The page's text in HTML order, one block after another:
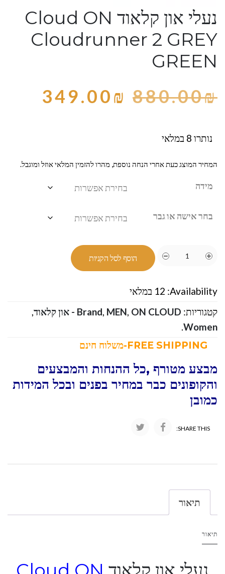
נעלי און קלאוד Cloud ON
Cloudrunner 2 GREY
GREEN
880.00₪
349.00₪
נותרו 8 במלאי
המחיר המוצג כעת אחרי הנחה נוספת, מהרו להזמין המלאי אוזל ומוגבל.
מידה
בחר אישה או גבר
הוסף לסל הקניות
Availability: 12 במלאי
קטגוריות:
Brand, MEN, ON CLOUD - און קלאוד
,
Women
.
מבצע מטורף ,כל ההנחות והמבצעים
והקופונים כבר במחיר בפנים ובכל המידות
כמובן
SHARE THIS:
תיאור
תיאור